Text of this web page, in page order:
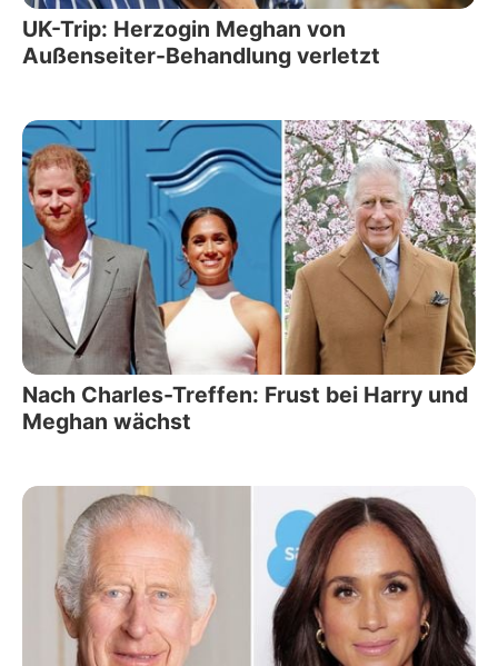
UK-Trip: Herzogin Meghan von
Außenseiter-Behandlung verletzt
Nach Charles-Treffen: Frust bei Harry und
Meghan wächst